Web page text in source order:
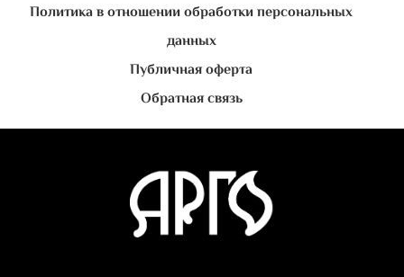
Политика в отношении обработки персональных
данных
Публичная оферта
Обратная связь